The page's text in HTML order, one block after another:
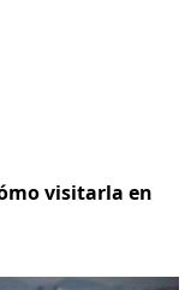
visitarla en